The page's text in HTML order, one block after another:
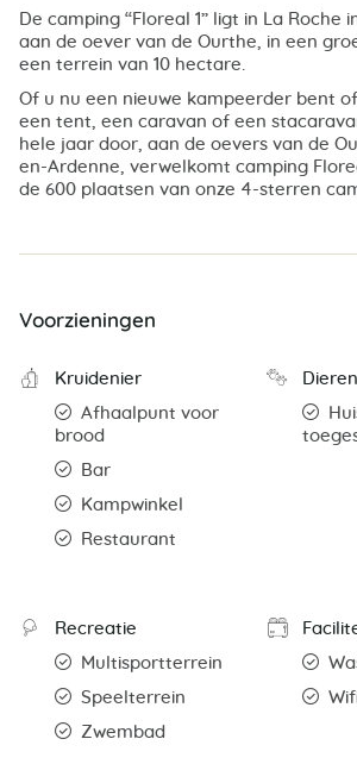
De camping “Floreal 1” ligt in La Roche
aan de oever van de Ourthe, in een
een terrein van 10 hectare.
Of u nu een nieuwe kampeerder bent
een tent, een caravan of een
hele jaar door, aan de oevers van de
en-Ardenne, verwelkomt camping
de 600 plaatsen van onze 4-sterren
Voorzieningen
Kruidenier
Afhaalpunt voor
brood
Bar
Kampwinkel
Restaurant
Dieren
Recreatie
Multisportterrein
Speelterrein
Zwembad